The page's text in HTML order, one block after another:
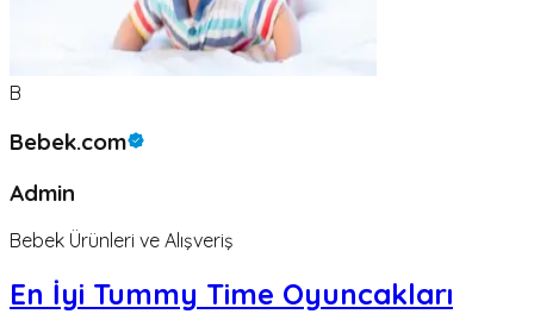
B
Bebek.com
Admin
Bebek Ürünleri ve Alışveriş
En İyi Tummy Time Oyuncakları